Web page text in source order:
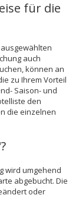
für die
auch
können an
zu Ihrem Vorteil
Saison- und
den
die einzelnen
wird umgehend
abgebucht. Die
oder